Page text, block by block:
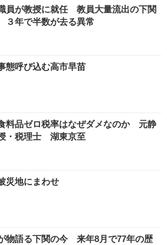
員が教授に就任 教員大量流出の下関
年で半数が去る異常
態呼び込む高市早苗
食料品ゼロ税率はなぜダメなのか 元静
・税理士 湖東京至
災地にまわせ
物語る下関の今 来年8月で77年の歴